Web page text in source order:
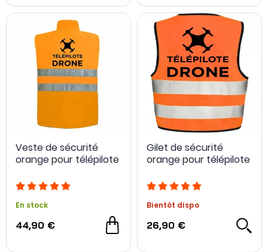
Veste de sécurité
orange pour télépilote
En stock
44,90 €
Gilet de sécurité
orange pour télépilote
Bientôt dispo
26,90 €